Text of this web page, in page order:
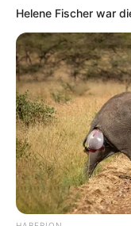
Helene Fischer war